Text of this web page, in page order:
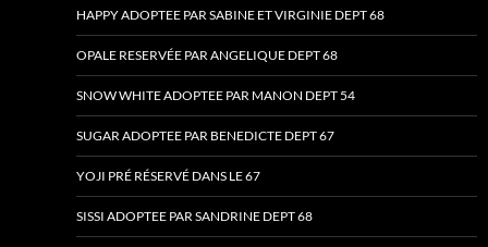
HAPPY ADOPTEE PAR SABINE ET VIRGINIE DEPT 68
OPALE RESERVÉE PAR ANGELIQUE DEPT 68
SNOW WHITE ADOPTEE PAR MANON DEPT 54
SUGAR ADOPTEE PAR BENEDICTE DEPT 67
YOJI PRÉ RÉSERVÉ DANS LE 67
SISSI ADOPTEE PAR SANDRINE DEPT 68